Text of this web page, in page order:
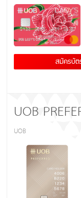
สมัครบั
UOB
UOB